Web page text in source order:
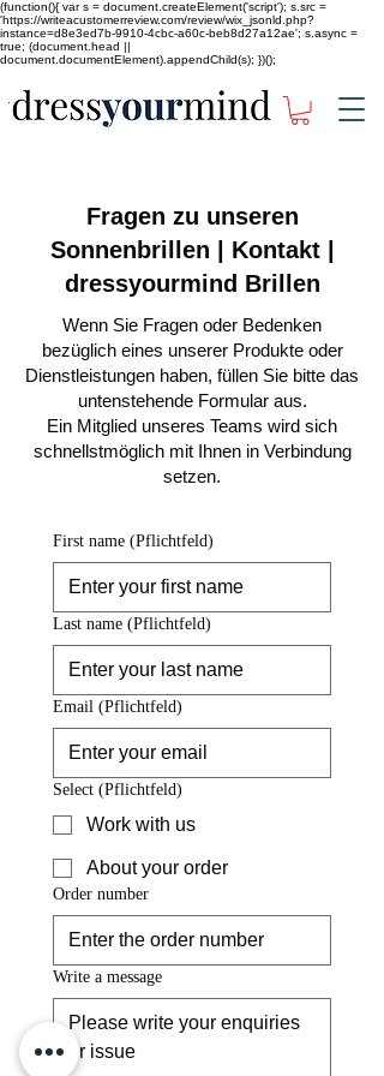
(function(){ var s = document.createElement('script'); s.src =
'https://writeacustomerreview.com/review/wix_jsonld.php?
instance=d8e3ed7b-9910-4cbc-a60c-beb8d27a12ae'; s.async =
true; (document.head ||
document.documentElement).appendChild(s); })();
Fragen zu unseren
Sonnenbrillen | Kontakt |
dressyourmind Brillen
Wenn Sie Fragen oder Bedenken
bezüglich eines unserer Produkte oder
Dienstleistungen haben, füllen Sie bitte das
untenstehende Formular aus.
Ein Mitglied unseres Teams wird sich
schnellstmöglich mit Ihnen in Verbindung
setzen.
First name (Pflichtfeld)
Last name (Pflichtfeld)
Email (Pflichtfeld)
Select (Pflichtfeld)
Work with us
About your order
Order number
Write a message